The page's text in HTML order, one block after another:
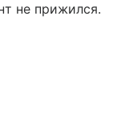
не прижился.